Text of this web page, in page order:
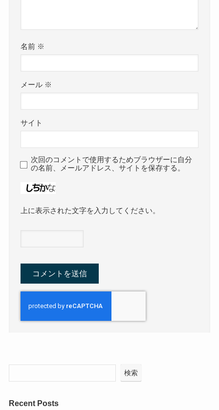
名前 ※
メール ※
サイト
次回のコメントで使用するためブラウザーに自分
の名前、メールアドレス、サイトを保存する。
上に表示された文字を入力してください。
検索
Recent Posts